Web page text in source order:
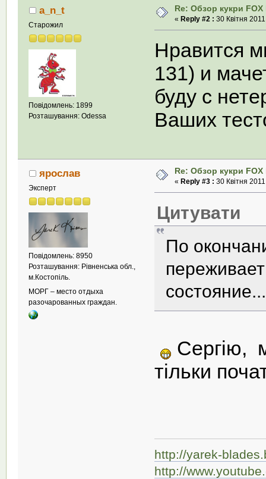
a_n_t
Старожил
Повідомлень: 1899
Розташування: Odessa
Re: Обзор кукри
« Reply #2 : 30 Квітня
Нравится
131) и
буду с
Ваших
ярослав
Эксперт
Повідомлень: 8950
Розташування: Рівненська обл.,
м.Костопіль.
МОРГ – место отдыха
разочарованных граждан.
Re: Обзор кукри
« Reply #3 : 30 Квітня
Цитувати
По
Сергію,
тільки
http://yarek-
http://